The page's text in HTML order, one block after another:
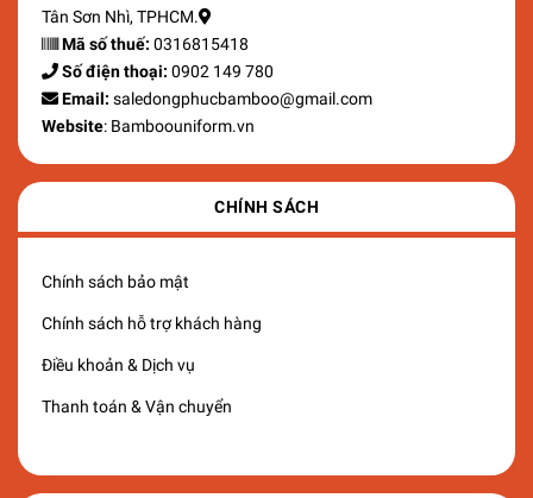
Tân Sơn Nhì, TPHCM.
Mã số thuế: 0316815418
Số điện thoại: 0902 149 780
Email: saledongphucbamboo@gmail.com
Website: Bamboouniform.vn
CHÍNH SÁCH
Chính sách bảo mật
Chính sách hỗ trợ khách hàng
Điều khoản & Dịch vụ
Thanh toán & Vận chuyển